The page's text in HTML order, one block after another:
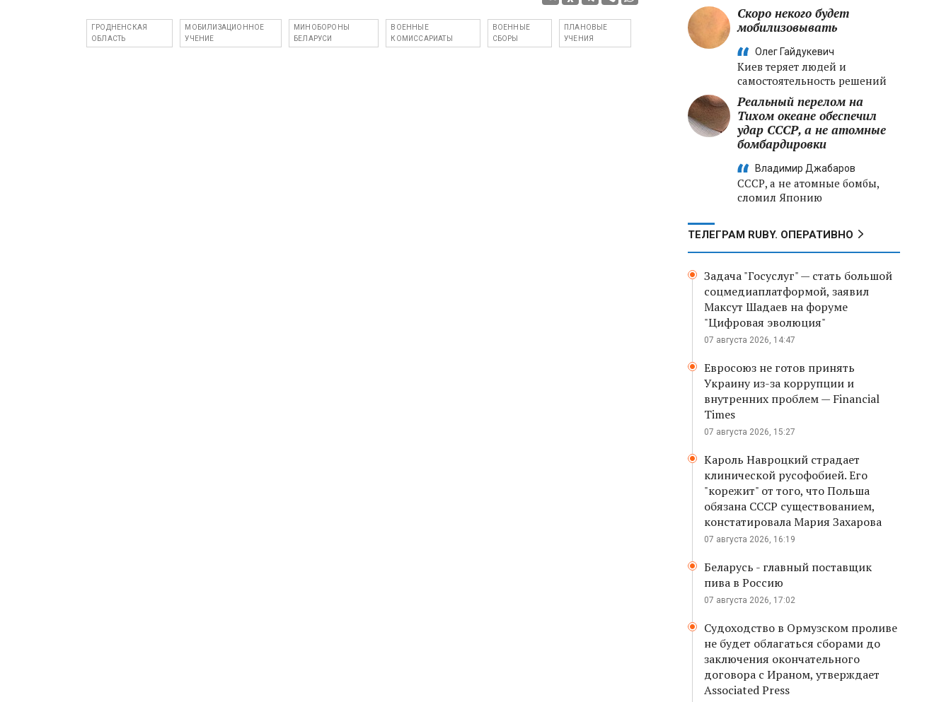
ГРОДНЕНСКАЯ
ОБЛАСТЬ
МОБИЛИЗАЦИОННОЕ
УЧЕНИЕ
МИНОБОРОНЫ
БЕЛАРУСИ
ВОЕННЫЕ
КОМИССАРИАТЫ
ВОЕННЫЕ
СБОРЫ
ПЛАНОВЫЕ
УЧЕНИЯ
Скоро некого будет
мобилизовывать
Олег Гайдукевич
Киев теряет людей и
самостоятельность решений
Реальный перелом на
Тихом океане обеспечил
удар СССР, а не атомные
бомбардировки
Владимир Джабаров
СССР, а не атомные бомбы,
сломил Японию
ТЕЛЕГРАМ RUBY. ОПЕРАТИВНО
Задача "Госуслуг" — стать большой
соцмедиаплатформой, заявил
Максут Шадаев на форуме
"Цифровая эволюция"
07 августа 2026, 14:47
Евросоюз не готов принять
Украину из-за коррупции и
внутренних проблем — Financial
Times
07 августа 2026, 15:27
Кароль Навроцкий страдает
клинической русофобией. Его
"корежит" от того, что Польша
обязана СССР существованием,
констатировала Мария Захарова
07 августа 2026, 16:19
Беларусь - главный поставщик
пива в Россию
07 августа 2026, 17:02
Судоходство в Ормузском проливе
не будет облагаться сборами до
заключения окончательного
договора с Ираном, утверждает
Associated Press